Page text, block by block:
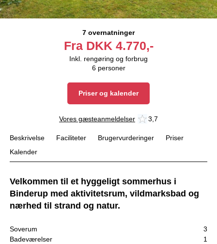
7 overnatninger
Fra DKK 4.770,-
Inkl. rengøring og forbrug
6 personer
Priser og kalender
Vores gæsteanmeldelser 3,7
Beskrivelse Faciliteter Brugervurderinger
Priser
Kalender
Velkommen til et hyggeligt sommerhus i
Binderup med aktivitetsrum, vildmarksbad og
nærhed til strand og natur.
Soverum
3
Badeværelser
1